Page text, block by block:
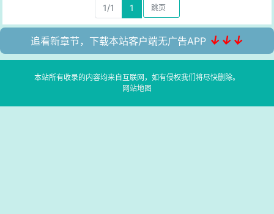
1/1
1
追看新章节，下载本站客户端无广告APP ↓↓↓
本站所有收录的内容均来自互联网，如有侵权我们将尽快删除。
网站地图